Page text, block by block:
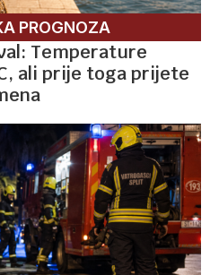
PROGNOZA
Temperature
ali prije toga prijete